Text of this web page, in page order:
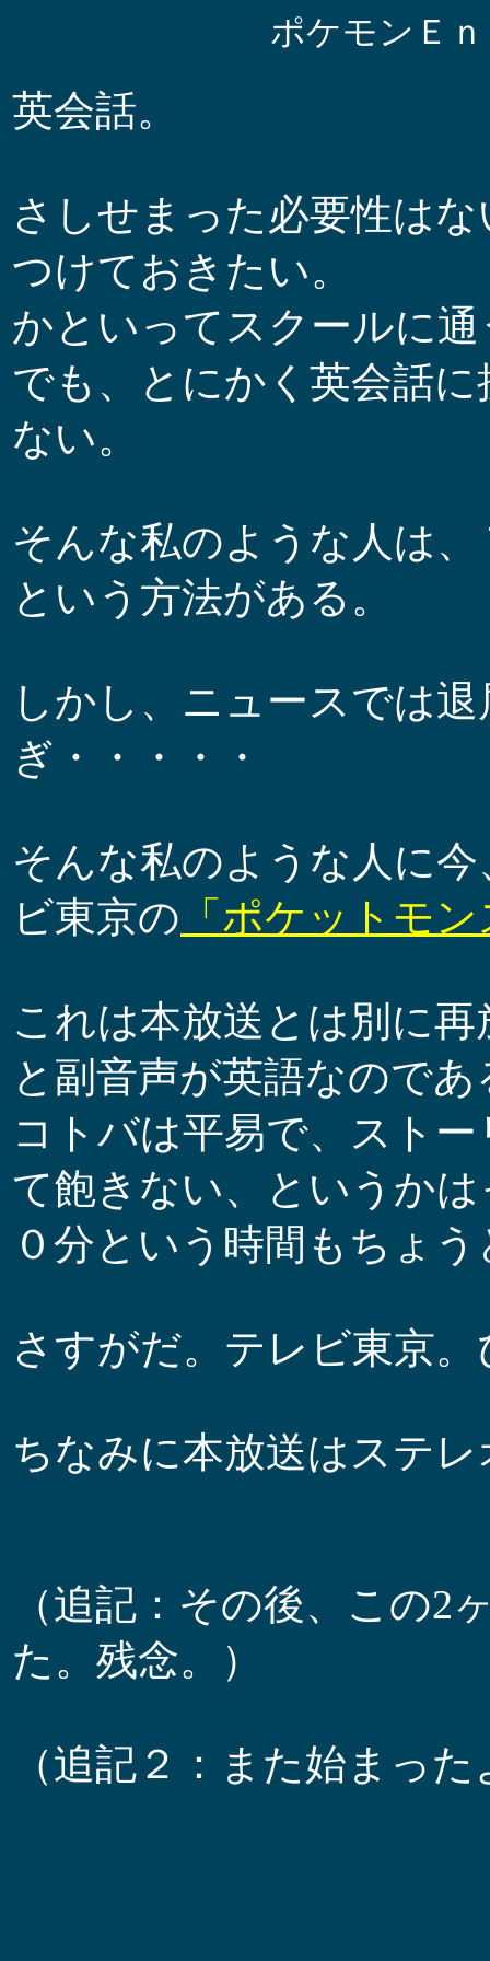
ポケモンＥ
英会話。
さしせまった必要性は
つけておきたい。
かといってスクールに
でも、とにかく英会話
ない。
そんな私のような人は
という方法がある。
しかし、ニュースでは
ぎ・・・・・
そんな私のような人に
ビ東京の 「ポケットモ
これは本放送とは別に
と副音声が英語なのであ
コトバは平易で、スト
て飽きない、というか
０分という時間もちょ
さすがだ。テレビ東京
ちなみに本放送はステ
（追記：その後、この2
た。残念。）
（追記２：また始まっ